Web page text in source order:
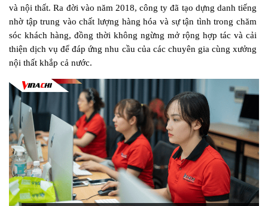
và nội thất. Ra đời vào năm 2018, công ty đã tạo dựng danh tiếng
nhờ tập trung vào chất lượng hàng hóa và sự tận tình trong chăm
sóc khách hàng, đồng thời không ngừng mở rộng hợp tác và cải
thiện dịch vụ để đáp ứng nhu cầu của các chuyên gia cùng xưởng
nội thất khắp cả nước.